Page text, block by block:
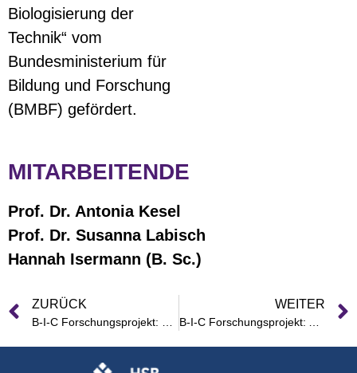
Biologisierung der
Technik“ vom
Bundesministerium für
Bildung und Forschung
(BMBF) gefördert.
MITARBEITENDE
Prof. Dr. Antonia Kesel
Prof. Dr. Susanna Labisch
Hannah Isermann (B. Sc.)
ZURÜCK WEITER